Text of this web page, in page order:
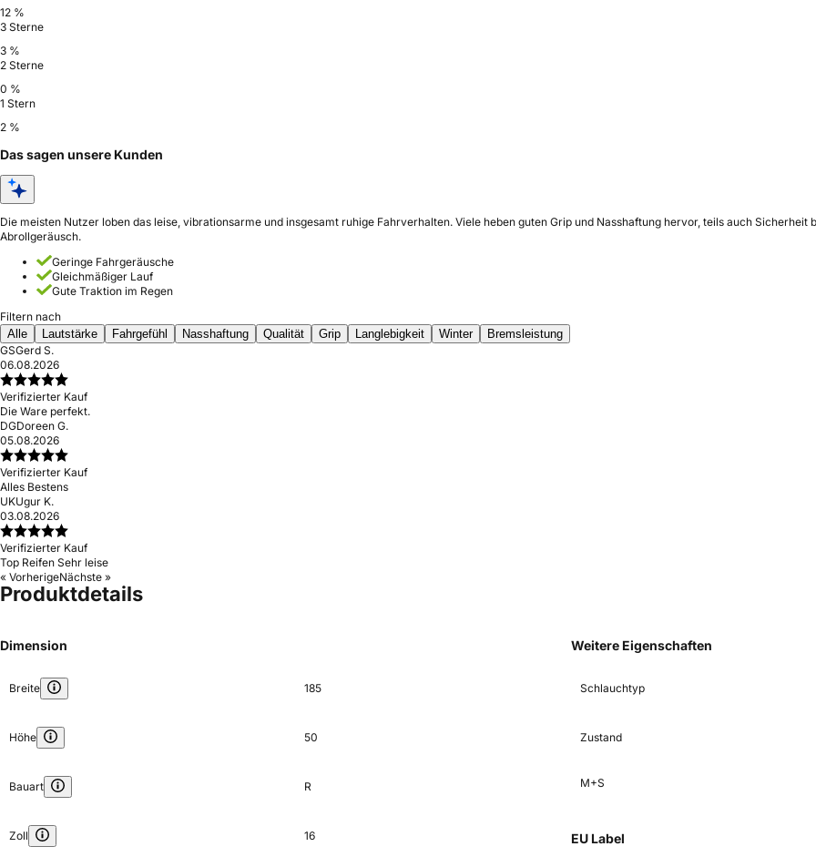
12 %
3 Sterne
3 %
2 Sterne
0 %
1 Stern
2 %
Das sagen unsere Kunden
Die meisten Nutzer loben das leise, vibrationsarme und insgesamt ruhige Fahrverhalten. Viele heben guten Grip und Nasshaftung hervor, teils auch
Abrollgeräusch.
Geringe Fahrgeräusche
Gleichmäßiger Lauf
Gute Traktion im Regen
Filtern nach
Alle
Lautstärke Fahrgefühl Nasshaftung Qualität Grip Langlebigkeit Winter
Bremsleistung
GSGerd S.
06.08.2026
Verifizierter Kauf
Die Ware perfekt.
DGDoreen G.
05.08.2026
Verifizierter Kauf
Alles Bestens
UKUgur K.
03.08.2026
Verifizierter Kauf
Top Reifen Sehr leise
« VorherigeNächste »
Produktdetails
Dimension
Breite 185
Höhe 50
Bauart R
Zoll 16
Weitere Eigenschaften
Schlauchtyp
Zustand
M+S
EU Label